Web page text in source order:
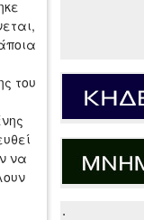
του
να
.